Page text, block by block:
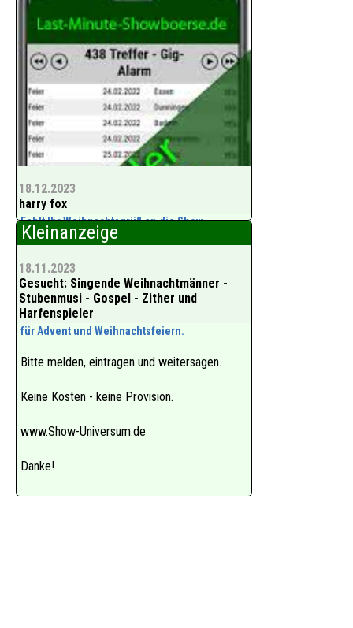
www.show-universum.de
18.12.2023
harry fox
Fehlt Ihr Weihnachtsgrüß an die Show-
Branche?
Bitte Weihnachtsgrüße eintragen.
www.Show-universum.de
und Showbiz-Newsticker - Täglich Neu!
Kleinanzeige
18.11.2023
Gesucht: Singende Weihnachtmänner -
Stubenmusi - Gospel - Zither und
Harfenspieler
für Advent und Weihnachtsfeiern.
Bitte melden, eintragen und weitersagen.
Keine Kosten - keine Provision.
www.Show-Universum.de
Danke!